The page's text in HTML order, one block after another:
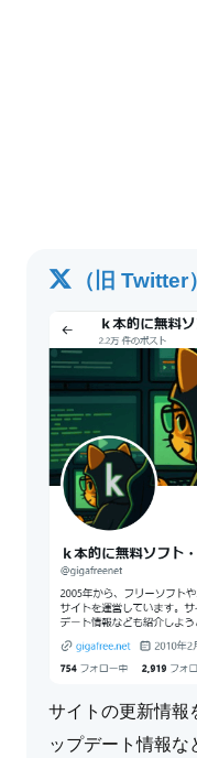
（旧 Twitter）
サイトの更新情報
ップデート情報な